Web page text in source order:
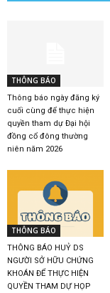
THÔNG BÁO
Thông báo ngày đăng ký
cuối cùng để thực hiện
quyền tham dự Đại hội
đồng cổ đông thường
niên năm 2026
THÔNG BÁO
THÔNG BÁO HUỶ DS
NGƯỜI SỞ HỮU CHỨNG
KHOÁN ĐỂ THỰC HIỆN
QUYỀN THAM DỰ HỌP